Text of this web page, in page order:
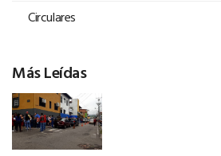
Circulares
Más Leídas